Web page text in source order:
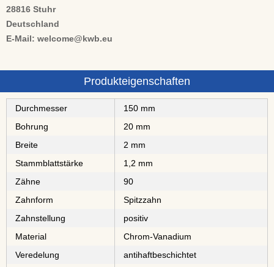
28816 Stuhr
Deutschland
E-Mail: welcome@kwb.eu
Produkteigenschaften
Durchmesser
150 mm
Bohrung
20 mm
Breite
2 mm
Stammblattstärke
1,2 mm
Zähne
90
Zahnform
Spitzzahn
Zahnstellung
positiv
Material
⁠⁠⁠⁠Chrom-Vanadium
Veredelung
antihaftbeschichtet